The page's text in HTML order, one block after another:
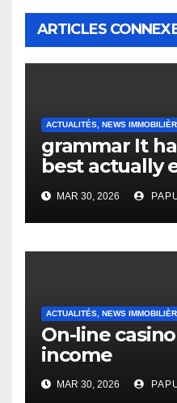
ARTICLES
ACTUALITÉS, NEWS
grammar It
best actually
to it’s the top
English
Heap Change
MAR 30, 2026
ACTUALITÉS, NEWS
On-line
income
MAR 30, 2026